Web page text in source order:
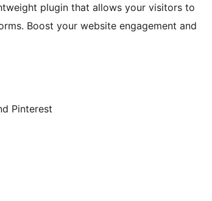
plugin that allows your visitors to
Boost your website engagement and
Pinterest